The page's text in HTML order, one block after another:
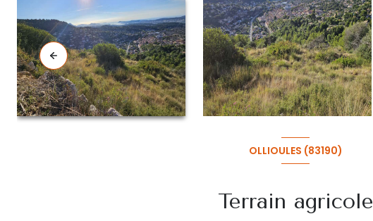
OLLIOULES (83190)
Terrain agricole